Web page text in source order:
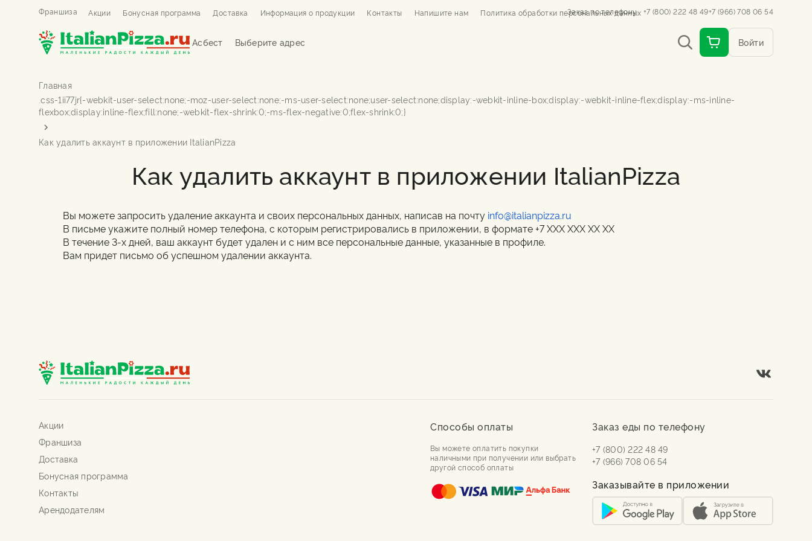
Франшиза Акции Бонусная программа Доставка Информация о продукции Контакты Напишите нам Политика обработки персональных данных
Заказ по телефону +7 (800) 222 48 49+7 (966) 708 06 54
Асбест Выберите адрес Войти
Главная
Как удалить аккаунт в приложении ItalianPizza
Как удалить аккаунт в приложении ItalianPizza
Вы можете запросить удаление аккаунта и своих персональных данных, написав на почту info@italianpizza.ru
В письме укажите полный номер телефона, с которым регистрировались в приложении, в формате +7 ХХХ ХХХ ХХ ХХ
В течение 3-х дней, ваш аккаунт будет удален и с ним все персональные данные, указанные в профиле.
Вам придет письмо об успешном удалении аккаунта.
Акции
Франшиза
Доставка
Бонусная программа
Контакты
Арендодателям
Способы оплаты
Вы можете оплатить покупки
наличными при получении или выбрать
другой способ оплаты
Заказ еды по телефону
+7 (800) 222 48 49
+7 (966) 708 06 54
Заказывайте в приложении